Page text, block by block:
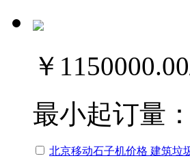
￥1150000.00
最小起订量：
北京移动石子机价格 建筑垃